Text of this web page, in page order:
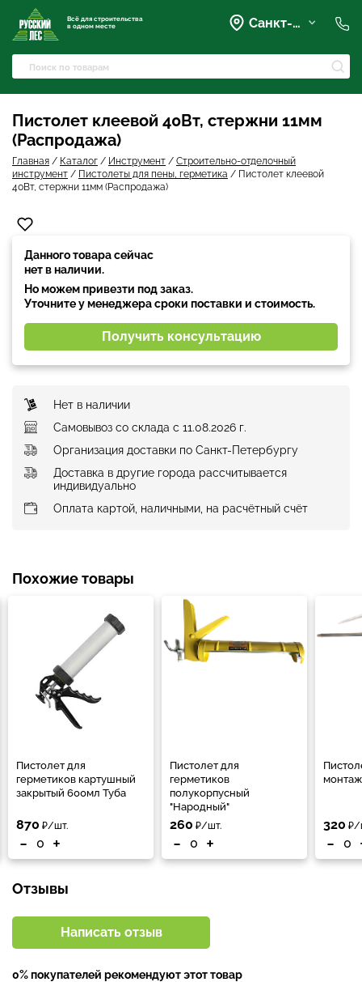
Всё для строительства
в одном месте
Санкт-Петербург
+7 (903) 684-62-00
+7 (921) 837-16-16
Вартемяги, Колхозная улица,
+7 (921) 148-51-51
Пистолет клеевой 40Вт, стержни 11мм
(Распродажа)
Главная / Каталог / Инструмент / Строительно-отделочный
инструмент / Пистолеты для пены, герметика / Пистолет клеевой
40Вт, стержни 11мм (Распродажа)
Данного товара сейчас
нет в наличии.
Но можем привезти под заказ.
Уточните у менеджера сроки поставки и стоимость.
Получить консультацию
Нет в наличии
Самовывоз со склада с 11.08.2026 г.
Организация доставки по Санкт-Петербургу
Доставка в другие города рассчитывается
индивидуально
Оплата картой, наличными, на расчётный счёт
Похожие товары
Пистолет для
герметиков картушный
закрытый 600мл Туба
870 ₽/шт.
- +
Пистолет для
герметиков
полукорпусный
"Народный"
260 ₽/шт.
- +
320 ₽/
-
Отзывы
Написать отзыв
0% покупателей рекомендуют этот товар